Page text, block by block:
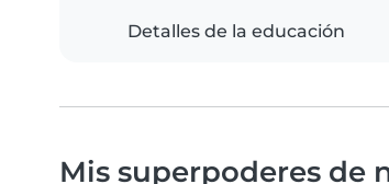
Detalles de la educación
Mis superpoderes de